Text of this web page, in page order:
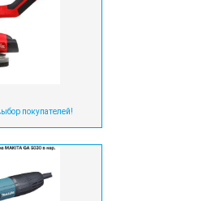
покупателей!